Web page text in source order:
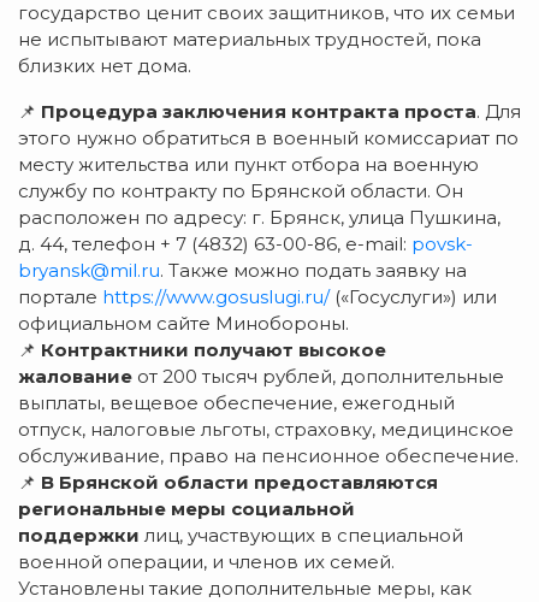
государство ценит своих защитников, что их семьи
не испытывают материальных трудностей, пока
близких нет дома.
📌 Процедура заключения контракта проста. Для
этого нужно обратиться в военный комиссариат по
месту жительства или пункт отбора на военную
службу по контракту по Брянской области. Он
расположен по адресу: г. Брянск, улица Пушкина,
д. 44, телефон + 7 (4832) 63-00-86, e-mail: povsk-
bryansk@mil.ru. Также можно подать заявку на
портале https://www.gosuslugi.ru/(«Госуслуги») или
официальном сайте Минобороны.
📌 Контрактники получают высокое
жалование от 200 тысяч рублей, дополнительные
выплаты, вещевое обеспечение, ежегодный
отпуск, налоговые льготы, страховку, медицинское
обслуживание, право на пенсионное обеспечение.
📌 В Брянской области предоставляются
региональные меры социальной
поддержки лиц, участвующих в специальной
военной операции, и членов их семей.
Установлены такие дополнительные меры, как